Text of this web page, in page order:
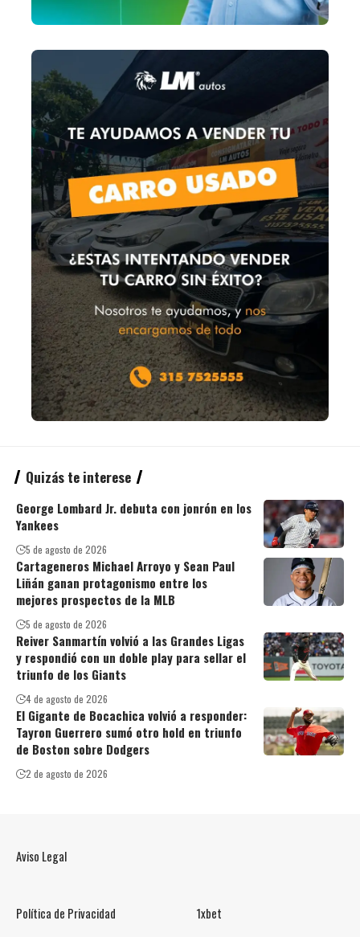
Quizás te interese
George Lombard Jr. debuta con jonrón en los
Yankees
5 de agosto de 2026
Cartageneros Michael Arroyo y Sean Paul
Liñán ganan protagonismo entre los
mejores prospectos de la MLB
5 de agosto de 2026
Reiver Sanmartín volvió a las Grandes Ligas
y respondió con un doble play para sellar el
triunfo de los Giants
4 de agosto de 2026
El Gigante de Bocachica volvió a responder:
Tayron Guerrero sumó otro hold en triunfo
de Boston sobre Dodgers
2 de agosto de 2026
Aviso Legal
Política de Privacidad 1xbet